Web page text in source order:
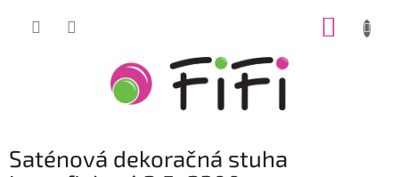
Saténová dekoračná stuha